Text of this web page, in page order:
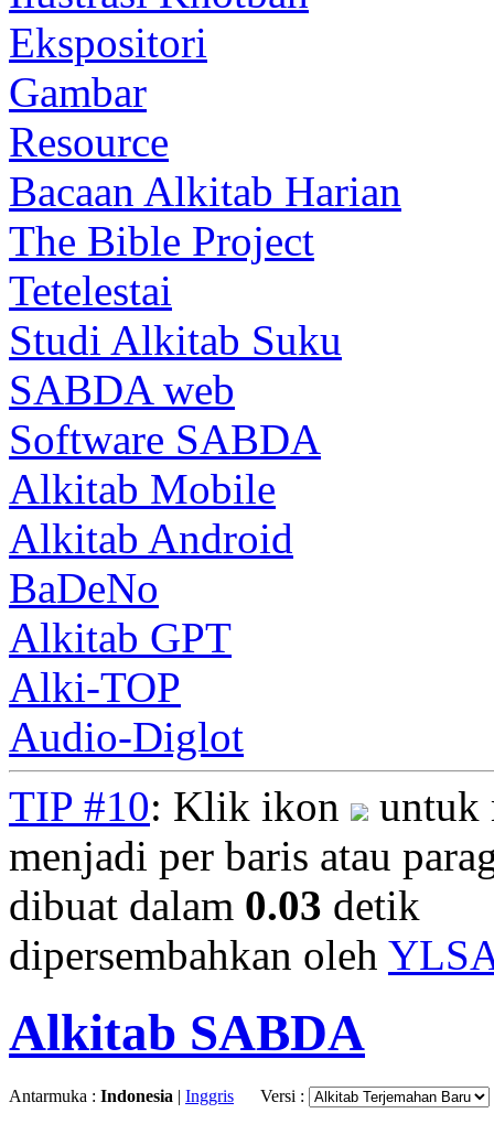
Ekspositori
Gambar
Resource
Bacaan Alkitab Harian
The Bible Project
Tetelestai
Studi Alkitab Suku
SABDA web
Software SABDA
Alkitab Mobile
Alkitab Android
BaDeNo
Alkitab GPT
Alki-TOP
Audio-Diglot
TIP #10: Klik ikon
untuk
menjadi per baris atau
dibuat dalam 0.03 detik
dipersembahkan oleh
Alkitab SABDA
Antarmuka : Indonesia | Inggris Versi :